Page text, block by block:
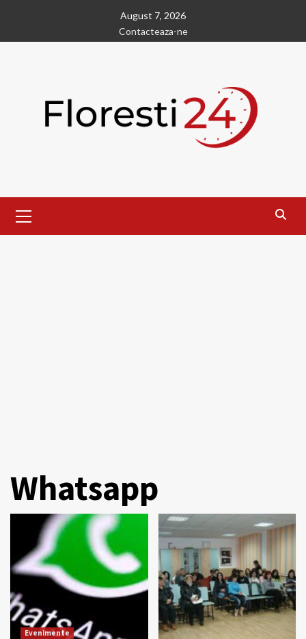
content
August 7, 2026
Contacteaza-ne
Menu
Whatsapp
Evenimente